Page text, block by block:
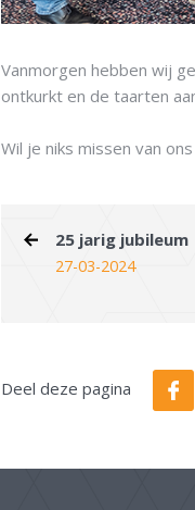
Vanmorgen hebben wij
ontkurkt en de taarten
Wil je niks missen van
25 jarig
27-03-2024
Deel deze pagina